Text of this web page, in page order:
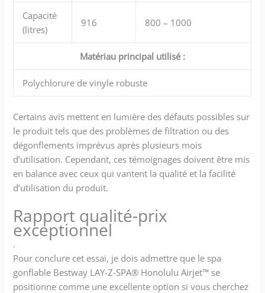
Capacité
(litres)
916 800 – 1000
Matériau principal utilisé :
Polychlorure de vinyle robuste
Certains avis mettent en lumière des défauts possibles sur
le produit tels que des problèmes de filtration ou des
dégonflements imprévus après plusieurs mois
d’utilisation. Cependant, ces témoignages doivent être mis
en balance avec ceux qui vantent la qualité et la facilité
d’utilisation du produit.
Rapport qualité-prix
exceptionnel
.
Pour conclure cet essai, je dois admettre que le spa
gonflable Bestway LAY-Z-SPA® Honolulu Airjet™ se
positionne comme une excellente option si vous cherchez